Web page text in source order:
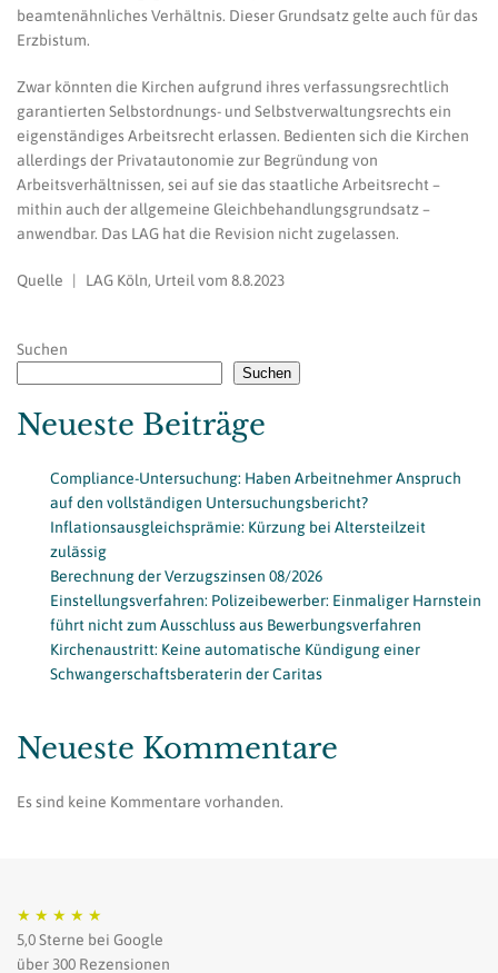
beamtenähnliches Verhältnis. Dieser Grundsatz gelte auch für das
Erzbistum.
Zwar könnten die Kirchen aufgrund ihres verfassungsrechtlich
garantierten Selbstordnungs- und Selbstverwaltungsrechts ein
eigenständiges Arbeitsrecht erlassen. Bedienten sich die Kirchen
allerdings der Privatautonomie zur Begründung von
Arbeitsverhältnissen, sei auf sie das staatliche Arbeitsrecht –
mithin auch der allgemeine Gleichbehandlungsgrundsatz –
anwendbar. Das LAG hat die Revision nicht zugelassen.
Quelle | LAG Köln, Urteil vom 8.8.2023
Suchen
Suchen
Neueste Beiträge
Compliance-Untersuchung: Haben Arbeitnehmer Anspruch
auf den vollständigen Untersuchungsbericht?
Inflationsausgleichsprämie: Kürzung bei Altersteilzeit
zulässig
Berechnung der Verzugszinsen 08/2026
Einstellungsverfahren: Polizeibewerber: Einmaliger Harnstein
führt nicht zum Ausschluss aus Bewerbungsverfahren
Kirchenaustritt: Keine automatische Kündigung einer
Schwangerschaftsberaterin der Caritas
Neueste Kommentare
Es sind keine Kommentare vorhanden.
★ ★ ★ ★ ★
5,0 Sterne bei Google
über 300 Rezensionen